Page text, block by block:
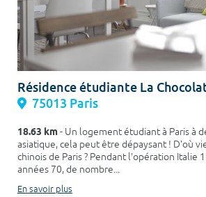
Résidence étudiante La
75013 Paris
18.63 km- Un logement étudiant à Paris à
asiatique, cela peut être dépaysant ! D'où
chinois de Paris ? Pendant l'opération Italie
années 70, de nombre...
En savoir plus